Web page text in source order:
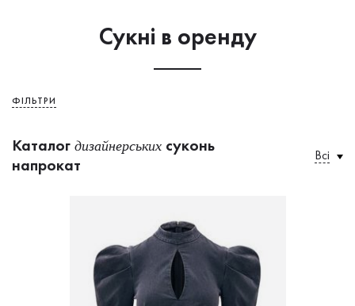
Сукні в оренду
ФІЛЬТРИ
Каталог дизайнерських суконь
напрокат
Всі